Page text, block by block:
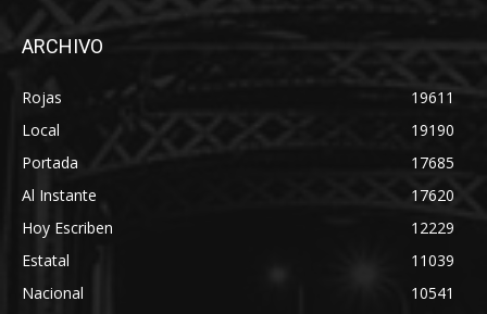
ARCHIVO
Rojas
19611
Local
19190
Portada
17685
Al Instante
17620
Hoy Escriben
12229
Estatal
11039
Nacional
10541